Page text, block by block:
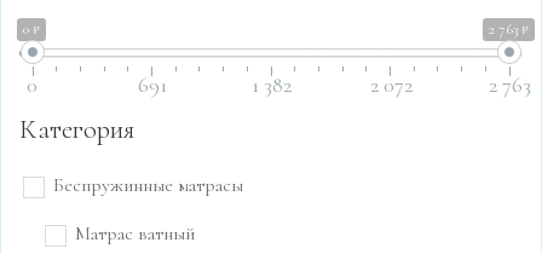
0 ₽ 2 763 ₽
0 691 1 382 2 072 2 763
Категория
Беспружинные матрасы
Матрас ватный